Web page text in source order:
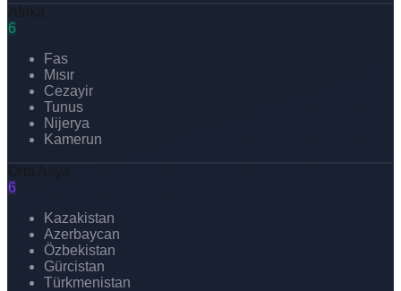
Afrika
6
Fas
Mısır
Cezayir
Tunus
Nijerya
Kamerun
Orta Asya
6
Kazakistan
Azerbaycan
Özbekistan
Gürcistan
Türkmenistan